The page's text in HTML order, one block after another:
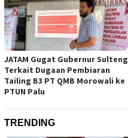
JATAM Gugat Gubernur Sulteng
Terkait Dugaan Pembiaran
Tailing B3 PT QMB Morowali ke
PTUN Palu
TRENDING